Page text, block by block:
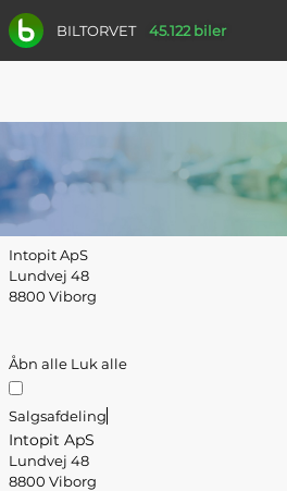
BILTORVET 45.122 biler
Intopit ApS
Lundvej 48
8800 Viborg
Åbn alle Luk alle
Salgsafdeling
Intopit ApS
Lundvej 48
8800 Viborg